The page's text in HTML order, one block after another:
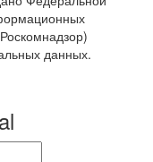
данных.